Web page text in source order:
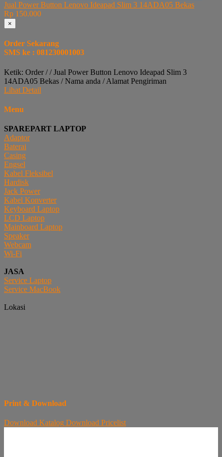
Jual Power Button Lenovo Ideapad Slim 3 14ADA05 Bekas
Rp 150.000
×
Order Sekarang
SMS ke : 081230001003
Ketik: Order / / Jual Power Button Lenovo Ideapad Slim 3
14ADA05 Bekas / Nama anda / Alamat Pengiriman
Lihat Detail
Menu
SPAREPART LAPTOP
Adaptor
Baterai
Casing
Engsel
Kabel Fleksibel
Hardisk
Jack Power
Kabel Konverter
Keyboard Laptop
LCD Laptop
Mainboard Laptop
Speaker
Webcam
Wi-Fi
JASA
Service Laptop
Service MacBook
Lokasi
Print & Download
Download Katalog Download Pricelist